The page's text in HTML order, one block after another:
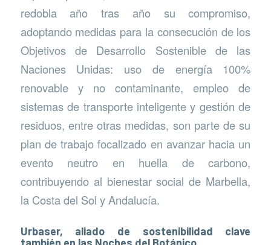
redobla año tras año su compromiso,
adoptando medidas para la consecución de los
Objetivos de Desarrollo Sostenible de las
Naciones Unidas: uso de energía 100%
renovable y no contaminante, empleo de
sistemas de transporte inteligente y gestión de
residuos, entre otras medidas, son parte de su
plan de trabajo focalizado en avanzar hacia un
evento neutro en huella de carbono,
contribuyendo al bienestar social de Marbella,
la Costa del Sol y Andalucía.
Urbaser, aliado de sostenibilidad clave